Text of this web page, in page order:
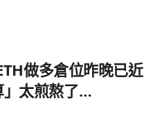
做多倉位昨晚已近
」太煎熬了…